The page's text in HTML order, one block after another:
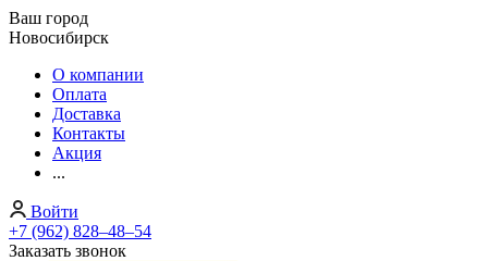
Ваш город
Новосибирск
О компании
Оплата
Доставка
Контакты
Акция
...
Войти
+7 (962) 828‒48‒54
Заказать звонок